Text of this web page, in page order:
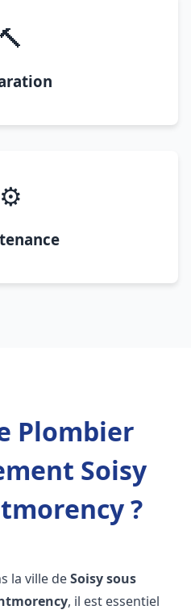
🔨
⚙️
Plombier
Soisy
?
la ville deSoisy sous
, il est essentiel